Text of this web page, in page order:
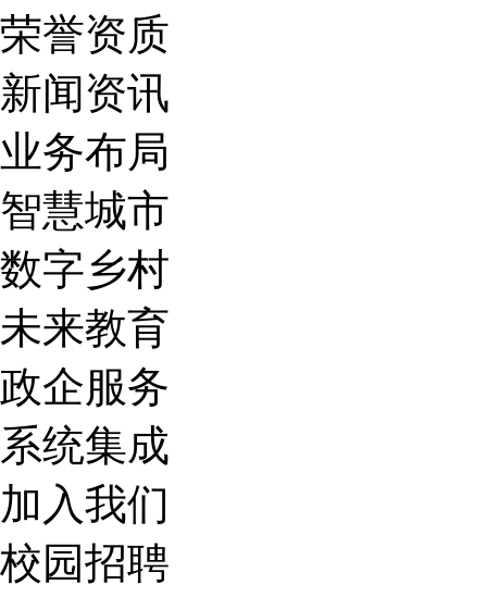
荣誉资质
新闻资讯
业务布局
智慧城市
数字乡村
未来教育
政企服务
系统集成
加入我们
校园招聘